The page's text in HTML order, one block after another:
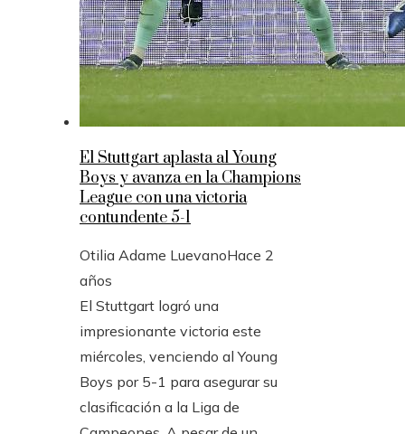
El Stuttgart aplasta al Young
Boys y avanza en la Champions
League con una victoria
contundente 5-1
Otilia Adame LuevanoHace 2
años
El Stuttgart logró una
impresionante victoria este
miércoles, venciendo al Young
Boys por 5-1 para asegurar su
clasificación a la Liga de